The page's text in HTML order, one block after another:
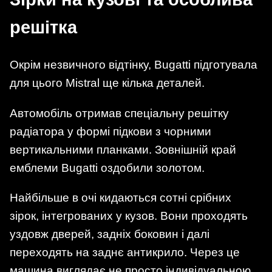
решітка
Окрім незвичного відтінку, Bugatti підготувала
для цього Mistral ще кілька деталей.
Автомобіль отримав спеціальну решітку
радіатора у формі підкови з чорними
вертикальними планками. Зовнішній край
емблеми Bugatti оздобили золотом.
Найбільше в очі кидаються сотні срібних
зірок, інтегрованих у кузов. Вони проходять
уздовж дверей, задніх боковин і далі
переходять на заднє антикрило. Через це